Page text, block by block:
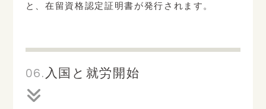
と、在留資格認定証明書が発行されます。
06. 入国と就労開始